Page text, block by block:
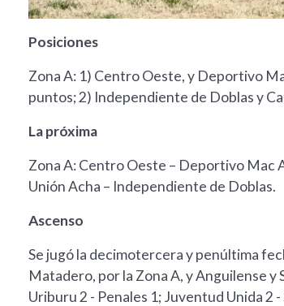
Posiciones
Zona A: 1) Centro Oeste, y Deportivo
puntos; 2) Independiente de Doblas y
La próxima
Zona A: Centro Oeste – Deportivo Mac
Unión Acha – Independiente de Doblas.
Ascenso
Se jugó la decimotercera y penúltima
Matadero, por la Zona A, y Anguilense y
Uriburu 2 - Penales 1; Juventud Unida 2